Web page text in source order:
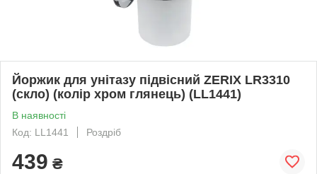
Йоржик для унітазу підвісний ZERIX LR3310
(скло) (колір хром глянець) (LL1441)
В наявності
Код: LL1441
Роздріб
439 ₴